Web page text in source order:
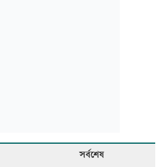
সর্বশেষ